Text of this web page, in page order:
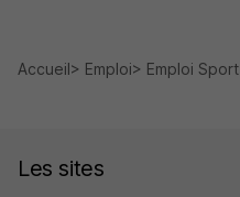
Accueil Emploi Emploi Sport
Les sites